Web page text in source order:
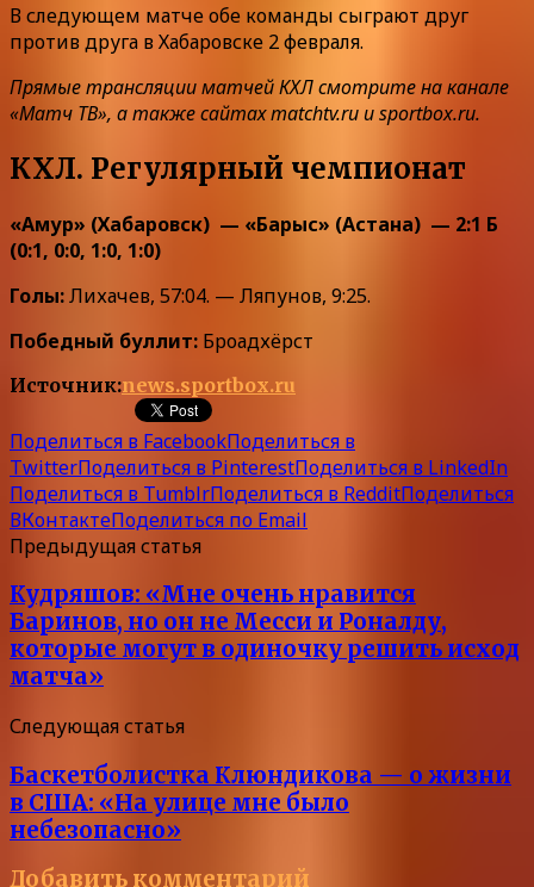
В следующем матче обе команды сыграют друг
против друга в Хабаровске 2 февраля.
Прямые трансляции матчей КХЛ смотрите на канале
«Матч ТВ», а также сайтах matchtv.ru и sportbox.ru.
КХЛ. Регулярный чемпионат
«Амур» (Хабаровск) — «Барыс» (Астана) — 2:1 Б
(0:1, 0:0, 1:0, 1:0)
Голы:Лихачев, 57:04. — Ляпунов, 9:25.
Победный буллит: Броадхёрст
Источник:news.sportbox.ru
Поделиться в FacebookПоделиться в
TwitterПоделиться в PinterestПоделиться в LinkedIn
Поделиться в TumblrПоделиться в RedditПоделиться
ВКонтактеПоделиться по Email
Предыдущая статья
Кудряшов: «Мне очень нравится
Баринов, но он не Месси и Роналду,
которые могут в одиночку решить исход
матча»
Следующая статья
Баскетболистка Клюндикова — о жизни
в США: «На улице мне было
небезопасно»
Добавить комментарий